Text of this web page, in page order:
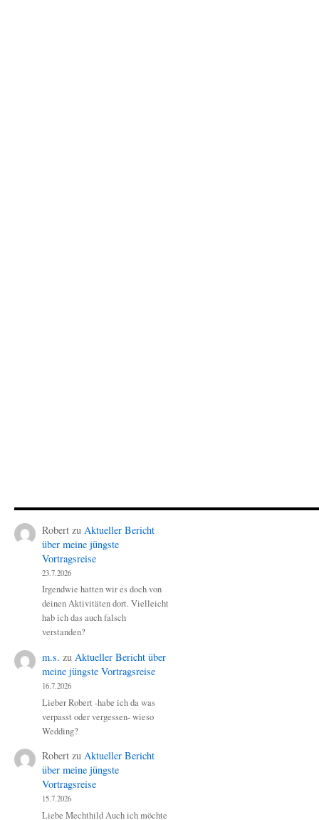
Robert zu Aktueller Bericht
über meine jüngste
Vortragsreise
23.7.2026
Irgendwie hatten wir es doch von
deinen Aktivitäten dort. Vielleicht
hab ich das auch falsch
verstanden?
m.s. zu Aktueller Bericht über
meine jüngste Vortragsreise
16.7.2026
Lieber Robert -habe ich da was
verpasst oder vergessen- wieso
Wedding?
Robert zu Aktueller Bericht
über meine jüngste
Vortragsreise
15.7.2026
Liebe Mechthild Auch ich möchte